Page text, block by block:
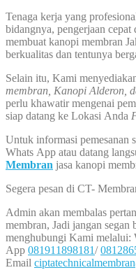
Tenaga kerja yang
bidangnya, pengerjaan
membuat kanopi membran
berkualitas dan tentunya
Selain itu, Kami
membran, Kanopi Alderon,
perlu khawatir mengenai
siap datang ke Lokasi Anda
Untuk informasi pemesanan
Whats App atau datang
Membran jasa kanopi
Segera pesan di CT-
Admin akan membalas
membran, Jadi jangan segan
menghubungi Kami melalui:
App 081911898181/
Email